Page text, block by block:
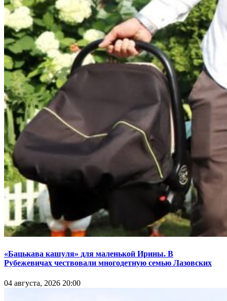
«Бацькава кашуля» для маленькой Ирины. В
Рубежевичах чествовали многодетную семью Лазовских
04 августа, 2026 20:00